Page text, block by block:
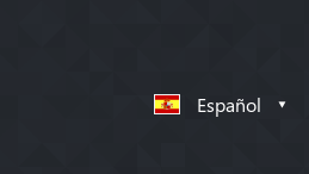
Español